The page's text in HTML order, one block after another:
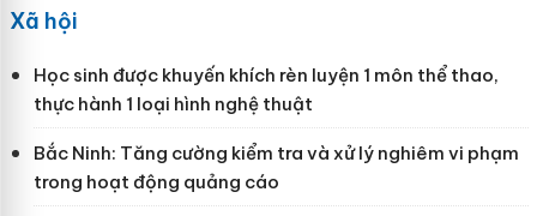
Xã hội
Học sinh được khuyến khích rèn luyện 1 môn thể thao,
thực hành 1 loại hình nghệ thuật
Bắc Ninh: Tăng cường kiểm tra và xử lý nghiêm vi phạm
trong hoạt động quảng cáo